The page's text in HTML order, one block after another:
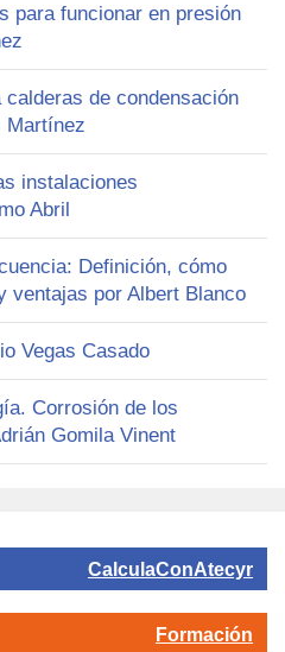
para funcionar en presión
de condensación
Martínez
instalaciones
Abril
Definición, cómo
ventajas por Albert Blanco
Vegas Casado
Corrosión de los
Gomila Vinent
CalculaConAtecyr
Formación